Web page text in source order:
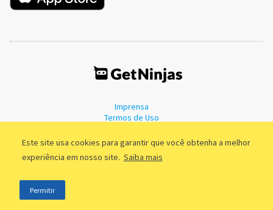
Este site usa cookies para garantir que você obtenha a melhor
experiência em nosso site. Saiba mais
Permitir
Imprensa
Termos de Uso
©2011 - 2026, GetNinjas LTDA. CNPJ 55.744.877/0001-89 - Rua Dr.
Fernandes Coelho, 85 - 3º andar - São Paulo/SP - Brasil